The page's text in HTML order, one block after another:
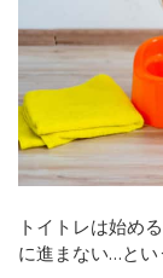
トイトレは始め
に進まない…とい